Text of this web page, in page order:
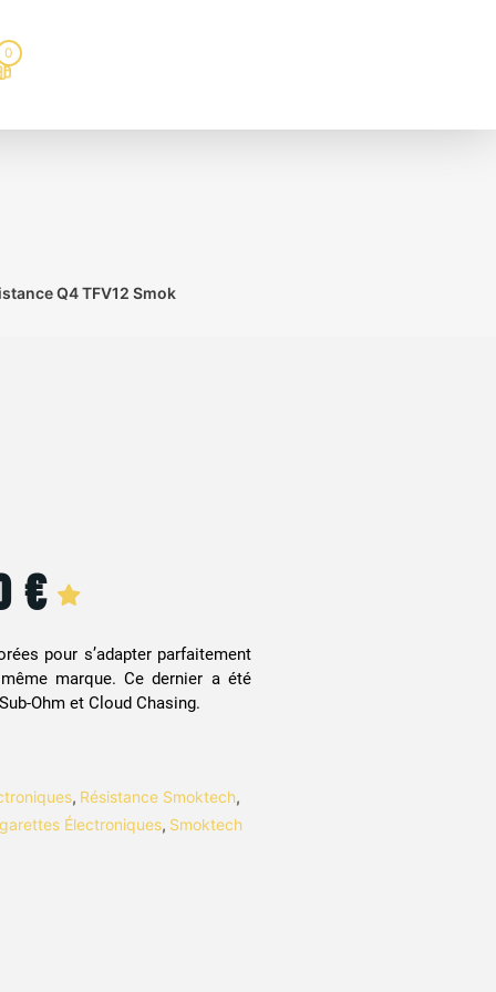
0
Q4 TFV12 Smok
€
pour s’adapter parfaitement
marque. Ce dernier a été
Ohm et Cloud Chasing.
, Résistance Smoktech,
Électroniques, Smoktech